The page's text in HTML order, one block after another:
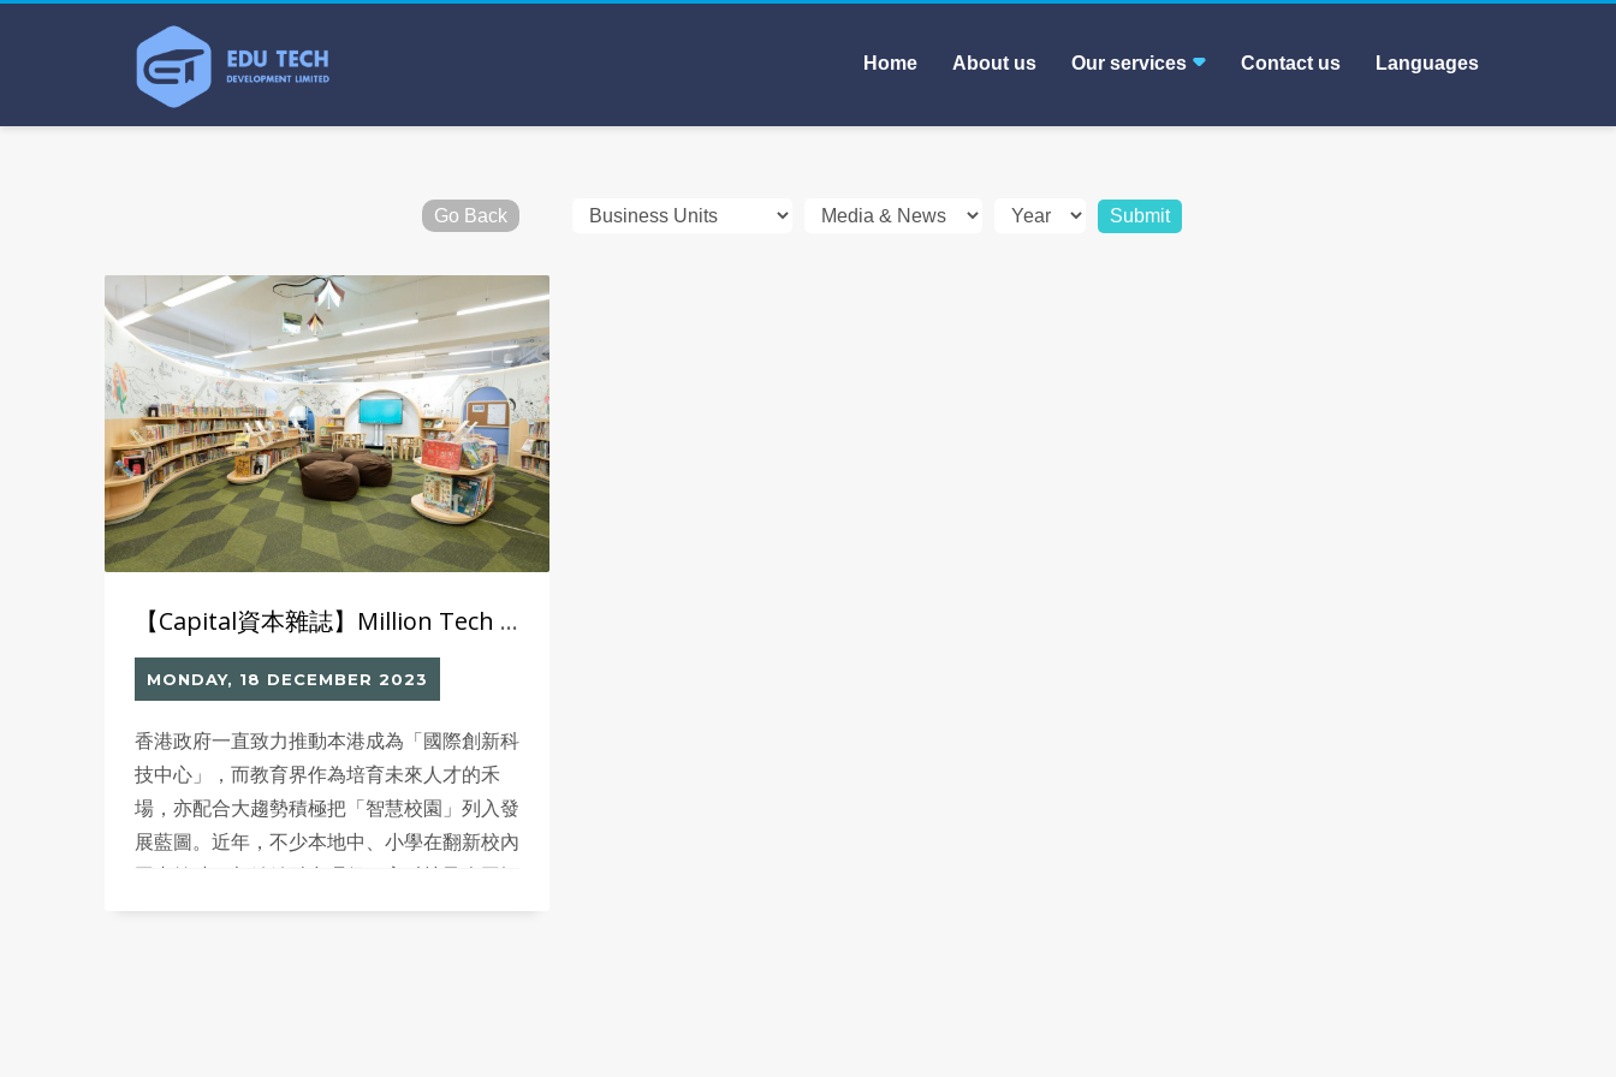
Home About us Our services Contact us Languages
Go Back
【Capital資本雜誌】Million Tech x Jibpool x HB & L Limited 首度聯乘合作 以科技、環保、美學 為學校提供「一站式智能圖書館解決方案」
MONDAY, 18 DECEMBER 2023
香港政府一直致力推動本港成為「國際創新科
技中心」，而教育界作為培育未來人才的禾
場，亦配合大趨勢積極把「智慧校園」列入發
展藍圖。近年，不少本地中、小學在翻新校內
能元素，將之打造成「智能圖書館」，讓學生